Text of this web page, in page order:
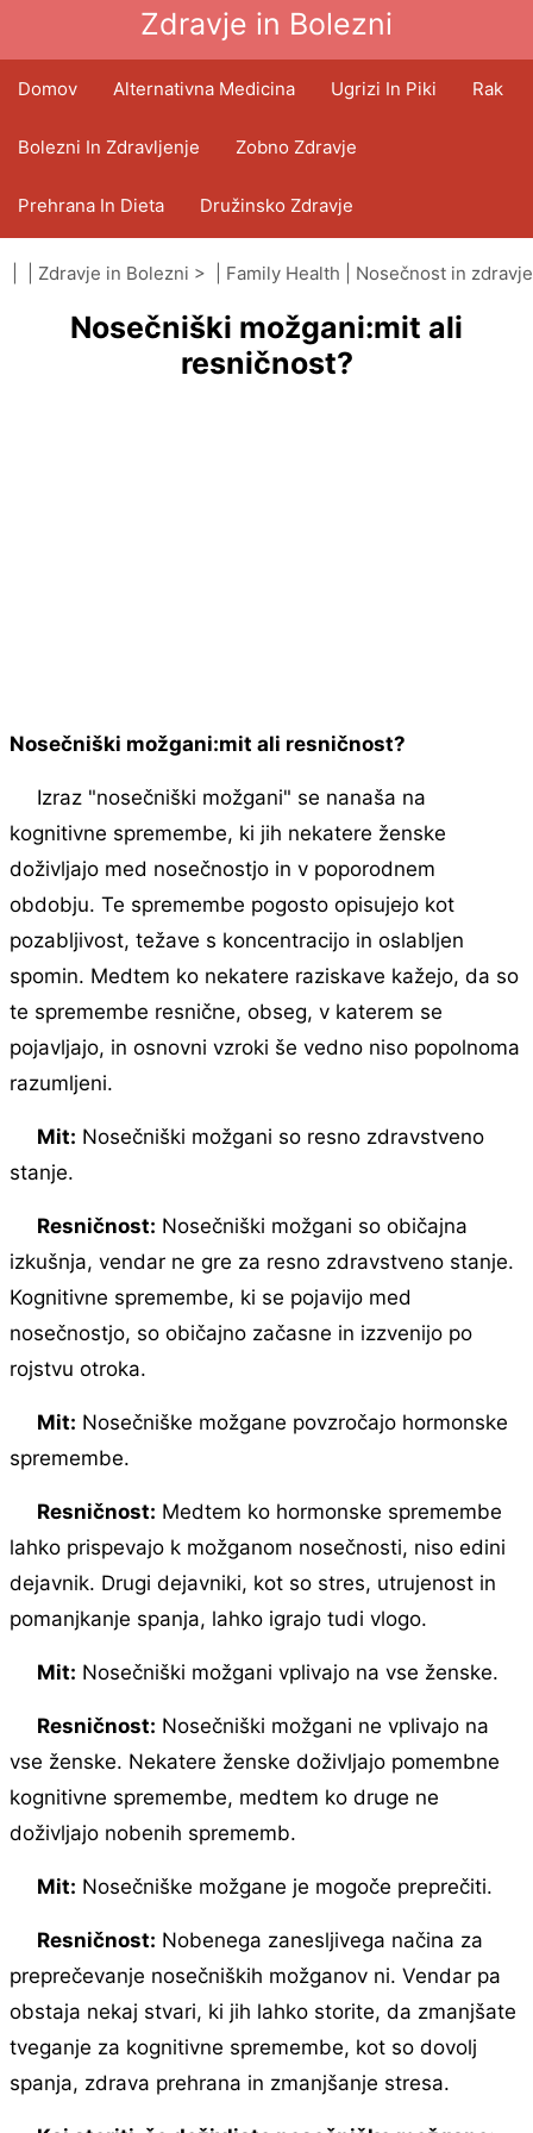
Zdravje in Bolezni
Domov Alternativna Medicina Ugrizi In Piki Rak
Bolezni In Zdravljenje Zobno Zdravje
Prehrana In Dieta Družinsko Zdravje
Zdravstveni Sektor Duševno Zdravje
Javno Zdravje In Varnost Operacije In Posegi
Zdravje in Bolezni > | Family Health Nosečnost in zdravje
Nosečniški možgani:mit ali
resničnost?
Nosečniški možgani:mit ali resničnost?
Izraz "nosečniški možgani" se nanaša na
kognitivne spremembe, ki jih nekatere ženske
doživljajo med nosečnostjo in v poporodnem
obdobju. Te spremembe pogosto opisujejo kot
pozabljivost, težave s koncentracijo in oslabljen
spomin. Medtem ko nekatere raziskave kažejo, da so
te spremembe resnične, obseg, v katerem se
pojavljajo, in osnovni vzroki še vedno niso popolnoma
razumljeni.
Mit: Nosečniški možgani so resno zdravstveno
stanje.
Resničnost: Nosečniški možgani so običajna
izkušnja, vendar ne gre za resno zdravstveno stanje.
Kognitivne spremembe, ki se pojavijo med
nosečnostjo, so običajno začasne in izzvenijo po
rojstvu otroka.
Mit: Nosečniške možgane povzročajo hormonske
spremembe.
Resničnost: Medtem ko hormonske spremembe
lahko prispevajo k možganom nosečnosti, niso edini
dejavnik. Drugi dejavniki, kot so stres, utrujenost in
pomanjkanje spanja, lahko igrajo tudi vlogo.
Mit: Nosečniški možgani vplivajo na vse ženske.
Resničnost: Nosečniški možgani ne vplivajo na
vse ženske. Nekatere ženske doživljajo pomembne
kognitivne spremembe, medtem ko druge ne
doživljajo nobenih sprememb.
Mit: Nosečniške možgane je mogoče preprečiti.
Resničnost: Nobenega zanesljivega načina za
preprečevanje nosečniških možganov ni. Vendar pa
obstaja nekaj stvari, ki jih lahko storite, da zmanjšate
tveganje za kognitivne spremembe, kot so dovolj
spanja, zdrava prehrana in zmanjšanje stresa.